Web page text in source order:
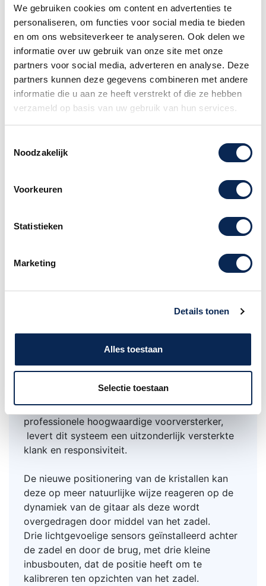
We gebruiken cookies om content en advertenties te
personaliseren, om functies voor social media te bieden
en om ons websiteverkeer te analyseren. Ook delen we
informatie over uw gebruik van onze site met onze
partners voor social media, adverteren en analyse. Deze
partners kunnen deze gegevens combineren met andere
informatie die u aan ze heeft verstrekt of die ze hebben
verzameld op basis van uw gebruik van hun services.
Noodzakelijk
Voorkeuren
Statistieken
Marketing
Details tonen
Alles toestaan
Selectie toestaan
Familiebedrijf sinds 1958
Taylor 214CE-LH Koa zij- en
achterkant incl. soft/hard gigbag
Taylor maakt het 214CE model met gelamineerd
Massief sitka sparrenhouten bovenblad. Gelakt
bovenblad, glossy. Met ingebouwd ES-2 pick-up
12 jaar Taylor Garantie op deze gitaar!
Linkshandig model.
dus enigsinds verschillen per exemplaar].
Het hart van de Expression System 2 is Taylor's
unieke posities en een individueel gekalibreerd
lichtgevoelige sensors voorzien.
De locatie van de sensoren maakt een
vast te leggen meer dan ooit tevoren.
Samen met Taylor's op maat ontworpen
professionele hoogwaardige voorversterker,
levert dit systeem een uitzonderlijk versterkte
klank en responsiviteit.
De nieuwe positionering van de kristallen kan
deze op meer natuurlijke wijze reageren op de
dynamiek van de gitaar als deze wordt
overgedragen door middel van het zadel.
Drie lichtgevoelige sensors geïnstalleerd achter
de zadel en door de brug, met drie kleine
inbusbouten, dat de positie heeft om te
kalibreren ten opzichten van het zadel.